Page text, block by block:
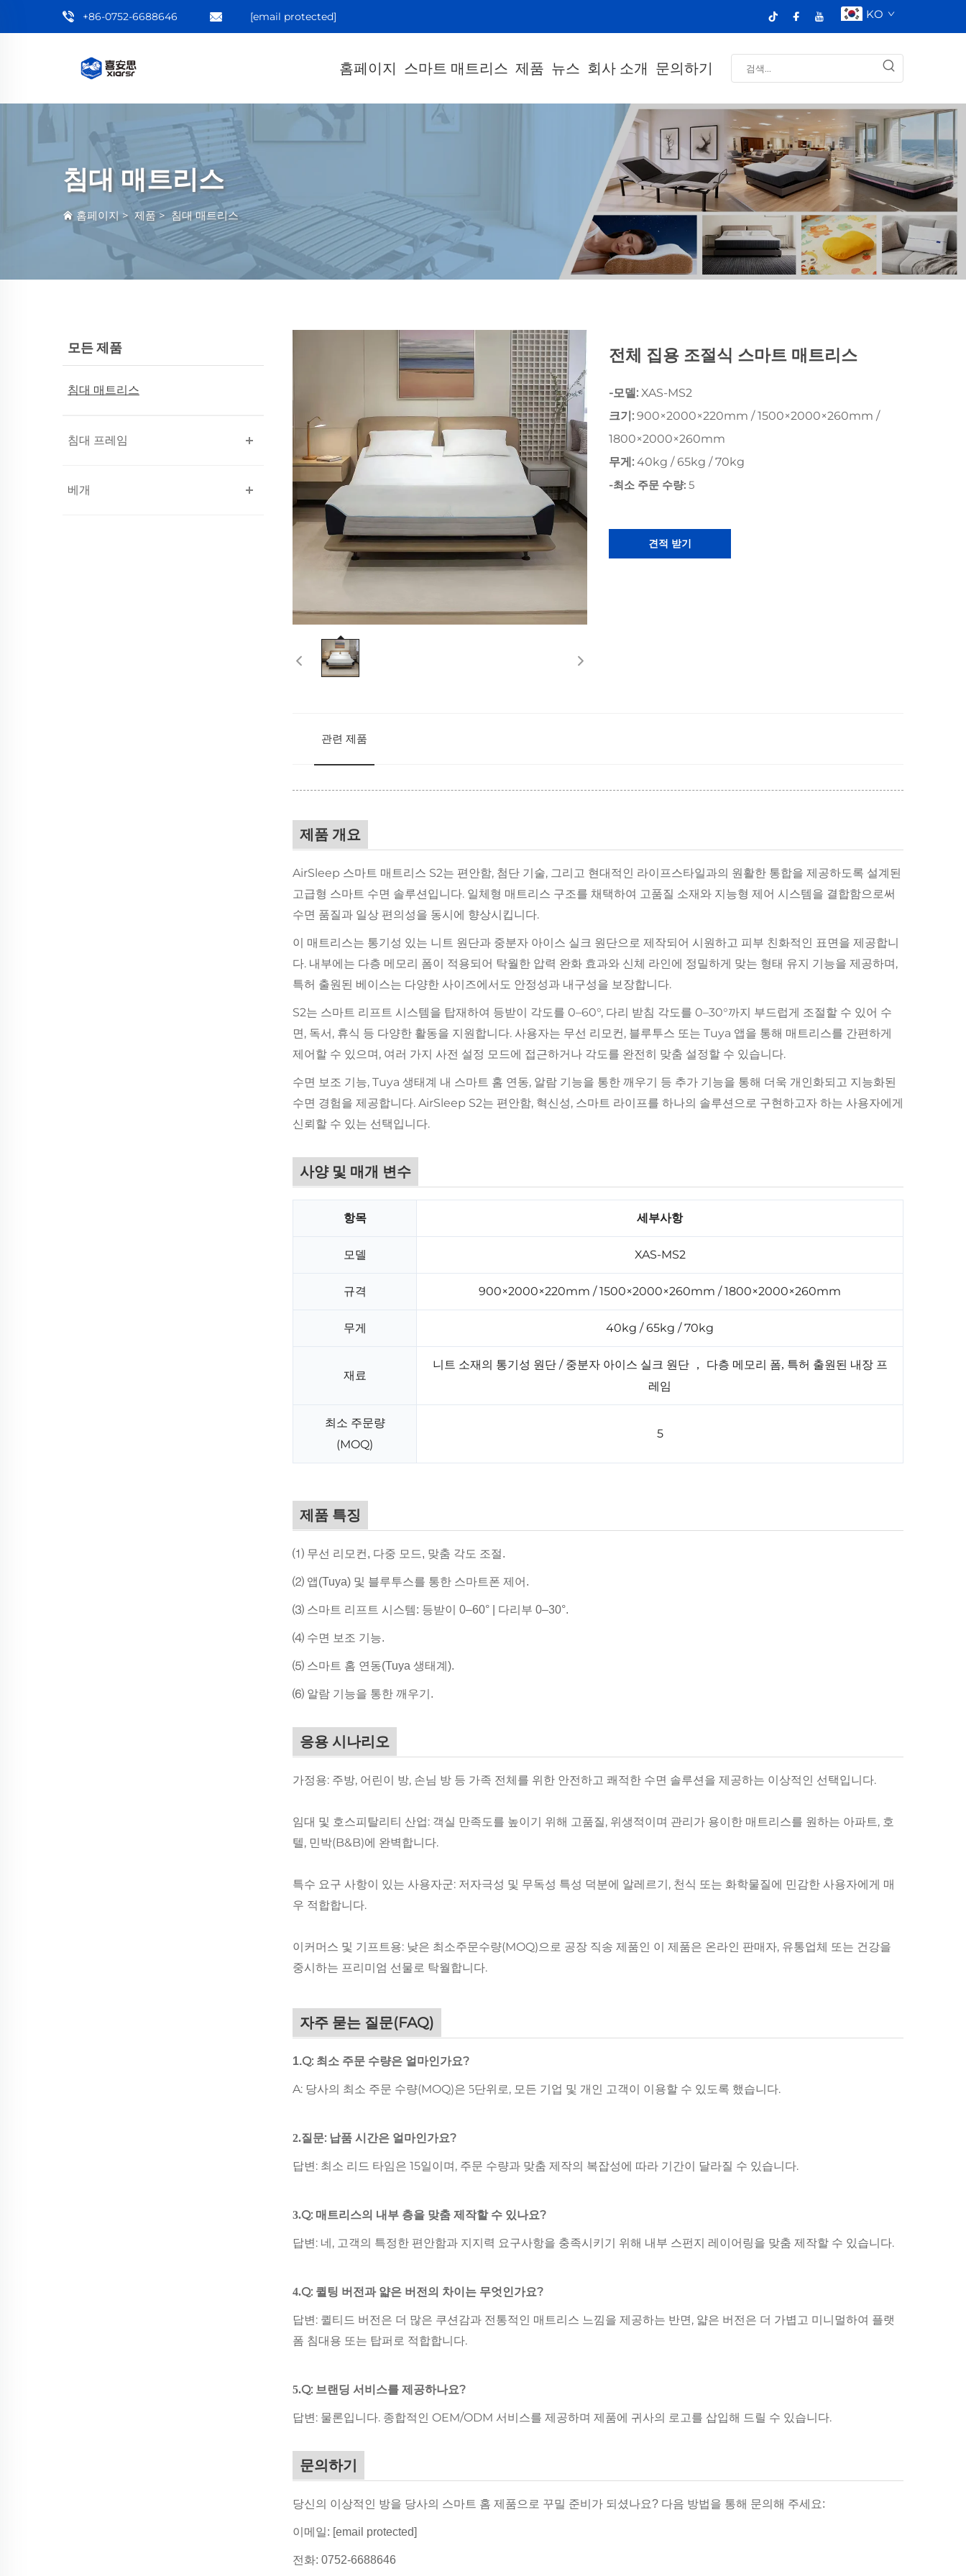
+86-0752-6688646 [email protected] KO
홈페이지 스마트 매트리스 제품 뉴스 회사 소개 문의하기
침대 매트리스
홈페이지> 제품>침대 매트리스
모든 제품
침대 매트리스
침대 프레임
베개
전체 집용 조절식 스마트 매트리스
-모델: XAS-MS2
크기: 900×2000×220mm / 1500×2000×260mm /
1800×2000×260mm
무게: 40kg / 65kg / 70kg
-최소 주문 수량: 5
견적 받기
관련 제품
제품 개요
AirSleep 스마트 매트리스 S2는 편안함, 첨단 기술, 그리고 현대적인 라이프스타일과의 원활한 통합을 제공하도록 설계된
고급형 스마트 수면 솔루션입니다. 일체형 매트리스 구조를 채택하여 고품질 소재와 지능형 제어 시스템을 결합함으로써
수면 품질과 일상 편의성을 동시에 향상시킵니다.
이 매트리스는 통기성 있는 니트 원단과 중분자 아이스 실크 원단으로 제작되어 시원하고 피부 친화적인 표면을 제공합니
다. 내부에는 다층 메모리 폼이 적용되어 탁월한 압력 완화 효과와 신체 라인에 정밀하게 맞는 형태 유지 기능을 제공하며,
특허 출원된 베이스는 다양한 사이즈에서도 안정성과 내구성을 보장합니다.
S2는 스마트 리프트 시스템을 탑재하여 등받이 각도를 0–60°, 다리 받침 각도를 0–30°까지 부드럽게 조절할 수 있어 수
면, 독서, 휴식 등 다양한 활동을 지원합니다. 사용자는 무선 리모컨, 블루투스 또는 Tuya 앱을 통해 매트리스를 간편하게
제어할 수 있으며, 여러 가지 사전 설정 모드에 접근하거나 각도를 완전히 맞춤 설정할 수 있습니다.
수면 보조 기능, Tuya 생태계 내 스마트 홈 연동, 알람 기능을 통한 깨우기 등 추가 기능을 통해 더욱 개인화되고 지능화된
수면 경험을 제공합니다. AirSleep S2는 편안함, 혁신성, 스마트 라이프를 하나의 솔루션으로 구현하고자 하는 사용자에게
신뢰할 수 있는 선택입니다.
사양 및 매개 변수
항목 세부사항
모델 XAS-MS2
규격 900×2000×220mm / 1500×2000×260mm / 1800×2000×260mm
무게 40kg / 65kg / 70kg
재료
니트 소재의 통기성 원단 / 중분자 아이스 실크 원단 ， 다층 메모리 폼, 특허 출원된 내장 프
레임
최소 주문량
(MOQ)
5
제품 특징
⑴ 무선 리모컨, 다중 모드, 맞춤 각도 조절.
⑵ 앱(Tuya) 및 블루투스를 통한 스마트폰 제어.
⑶ 스마트 리프트 시스템: 등받이 0–60° | 다리부 0–30°.
⑷ 수면 보조 기능.
⑸ 스마트 홈 연동(Tuya 생태계).
⑹ 알람 기능을 통한 깨우기.
응용 시나리오
가정용: 주방, 어린이 방, 손님 방 등 가족 전체를 위한 안전하고 쾌적한 수면 솔루션을 제공하는 이상적인 선택입니다.
임대 및 호스피탈리티 산업: 객실 만족도를 높이기 위해 고품질, 위생적이며 관리가 용이한 매트리스를 원하는 아파트, 호
텔, 민박(B&B)에 완벽합니다.
특수 요구 사항이 있는 사용자군: 저자극성 및 무독성 특성 덕분에 알레르기, 천식 또는 화학물질에 민감한 사용자에게 매
우 적합합니다.
이커머스 및 기프트용: 낮은 최소주문수량(MOQ)으로 공장 직송 제품인 이 제품은 온라인 판매자, 유통업체 또는 건강을
중시하는 프리미엄 선물로 탁월합니다.
자주 묻는 질문(FAQ)
1.Q: 최소 주문 수량은 얼마인가요?
A: 당사의 최소 주문 수량(MOQ)은 5단위로, 모든 기업 및 개인 고객이 이용할 수 있도록 했습니다.
2.질문: 납품 시간은 얼마인가요?
답변: 최소 리드 타임은 15일이며, 주문 수량과 맞춤 제작의 복잡성에 따라 기간이 달라질 수 있습니다.
3.Q: 매트리스의 내부 층을 맞춤 제작할 수 있나요?
답변: 네, 고객의 특정한 편안함과 지지력 요구사항을 충족시키기 위해 내부 스펀지 레이어링을 맞춤 제작할 수 있습니다.
4.Q: 퀼팅 버전과 얇은 버전의 차이는 무엇인가요?
답변: 퀼티드 버전은 더 많은 쿠션감과 전통적인 매트리스 느낌을 제공하는 반면, 얇은 버전은 더 가볍고 미니멀하여 플랫
폼 침대용 또는 탑퍼로 적합합니다.
5.Q: 브랜딩 서비스를 제공하나요?
답변: 물론입니다. 종합적인 OEM/ODM 서비스를 제공하며 제품에 귀사의 로고를 삽입해 드릴 수 있습니다.
문의하기
당신의 이상적인 방을 당사의 스마트 홈 제품으로 꾸밀 준비가 되셨나요? 다음 방법을 통해 문의해 주세요:
이메일: [email protected]
전화: 0752-6688646